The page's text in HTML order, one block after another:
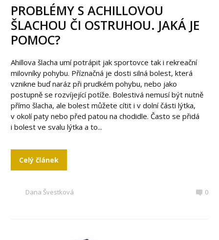
PROBLÉMY S ACHILLOVOU
ŠLACHOU ČI OSTRUHOU. JAKÁ JE
POMOC?
Ahillova šlacha umí potrápit jak sportovce tak i rekreační
milovníky pohybu. Příznačná je dosti silná bolest, která
vznikne buď naráz při prudkém pohybu, nebo jako
postupně se rozvíjející potíže. Bolestivá nemusí být nutně
přímo šlacha, ale bolest můžete cítit i v dolní části lýtka,
v okolí paty nebo před patou na chodidle. Často se přidá
i bolest ve svalu lýtka a to...
Celý článek
Dana Švestková 0